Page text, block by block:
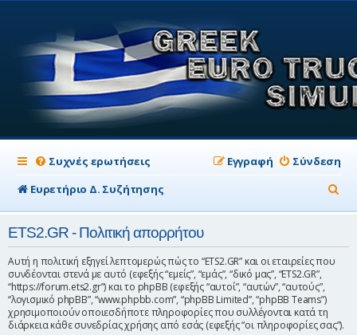
Συχνές ερωτήσεις Σύνδεση
Εγγραφή
Ευρετήριο Δ. Συζήτησης
ν
η
ETS2.GR - Πολιτική απορρήτου
Αυτή η πολιτική εξηγεί λεπτομερώς πώς το “ETS2.GR” και οι εταιρείες που
συνδέονται στενά με αυτό (εφεξής “εμείς”, “εμάς”, “δικό μας”, “ETS2.GR”,
“https://forum.ets2.gr”) και το phpBB (εφεξής “αυτοί”, “αυτών”, “αυτούς”,
“λογισμικό phpBB”, “www.phpbb.com”, “phpBB Limited”, “phpBB Teams”)
χρησιμοποιούν οποιεσδήποτε πληροφορίες που συλλέγονται κατά τη
διάρκεια κάθε συνεδρίας χρήσης από εσάς (εφεξής “οι πληροφορίες σας”).